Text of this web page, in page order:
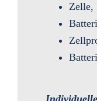
Zelle,